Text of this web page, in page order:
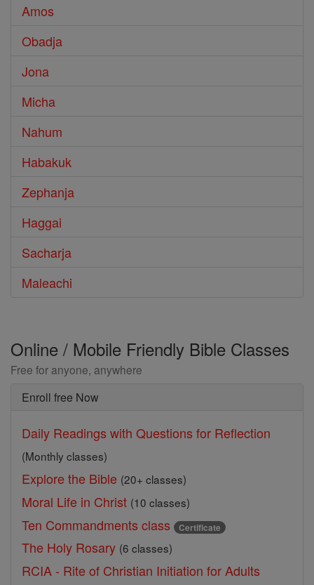
Amos
Obadja
Jona
Micha
Nahum
Habakuk
Zephanja
Haggai
Sacharja
Maleachi
Online / Mobile Friendly Bible Classes
Free for anyone, anywhere
Enroll free Now
Daily Readings with Questions for Reflection
(Monthly classes)
Explore the Bible (20+ classes)
Moral Life in Christ (10 classes)
Ten Commandments class Certificate
The Holy Rosary (6 classes)
RCIA - Rite of Christian Initiation for Adults